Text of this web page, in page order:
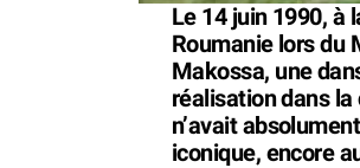
Le 14 juin 1990, à
Roumanie lors du
Makossa, une
réalisation dans
n’avait
iconique, encore